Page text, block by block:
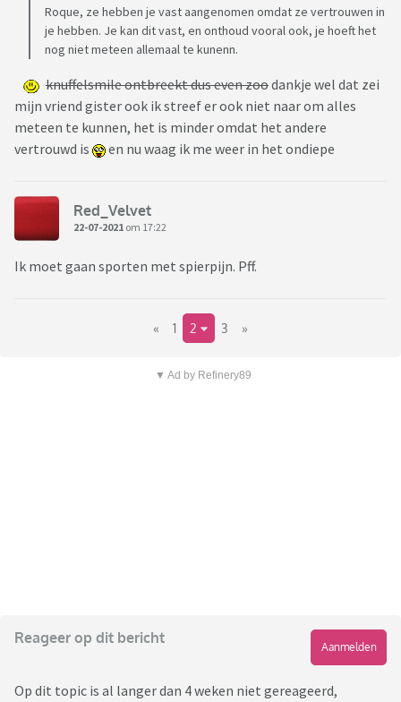
Roque, ze hebben je vast aangenomen omdat ze vertrouwen in
je hebben. Je kan dit vast, en onthoud vooral ook, je hoeft het
nog niet meteen allemaal te kunenn.
knuffelsmile ontbreekt dus even zoodankje wel dat zei
mijn vriend gister ook ik streef er ook niet naar om alles
meteen te kunnen, het is minder omdat het andere
vertrouwd is
en nu waag ik me weer in het ondiepe
Red_Velvet
22-07-2021 om 17:22
Ik moet gaan sporten met spierpijn. Pff.
« 1 2 3 »
▼ Ad by Refinery89
Reageer op dit bericht
Aanmelden
Op dit topic is al langer dan 4 weken niet gereageerd,